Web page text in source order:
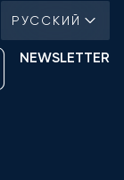
РУССКИЙ
NEWSLETTER